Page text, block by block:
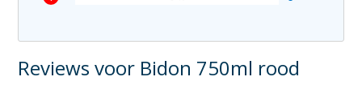
Reviews voor Bidon 750ml rood